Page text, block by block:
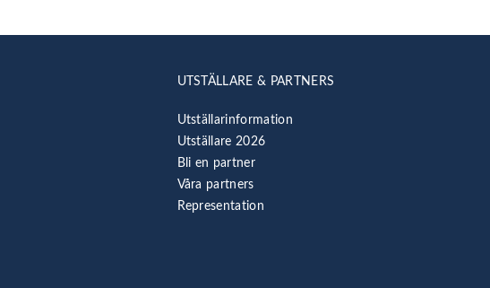
UTSTÄLLARE & PARTNERS
Utställarinformation
Utställare 2026
Bli en partner
Våra partners
Representation